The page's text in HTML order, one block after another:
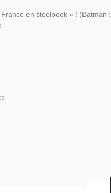
en steelbook » ! (Batman :